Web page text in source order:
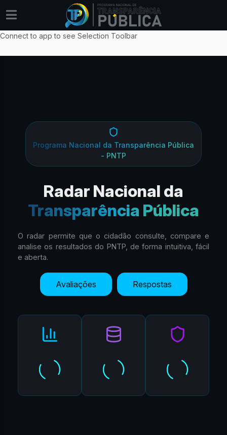
Connect to app to see Selection Toolbar
Programa Nacional da Transparência Pública
- PNTP
Radar Nacional da
Transparência Pública
O radar permite que o cidadão consulte, compare e
analise os resultados do PNTP, de forma intuitiva, fácil
e aberta.
Avaliações Respostas